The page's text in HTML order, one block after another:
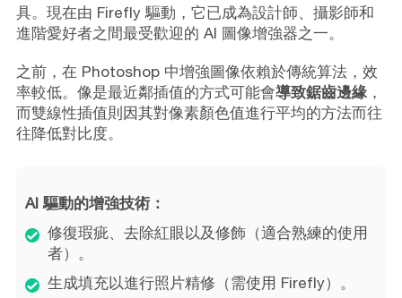
具。現在由 Firefly 驅動，它已成為設計師、攝影師和
進階愛好者之間最受歡迎的 AI 圖像增強器之一。
之前，在 Photoshop 中增強圖像依賴於傳統算法，效
率較低。像是最近鄰插值的方式可能會導致鋸齒邊緣，
而雙線性插值則因其對像素顏色值進行平均的方法而往
往降低對比度。
AI 驅動的增強技術：
修復瑕疵、去除紅眼以及修飾（適合熟練的使用
者）。
生成填充以進行照片精修（需使用 Firefly）。